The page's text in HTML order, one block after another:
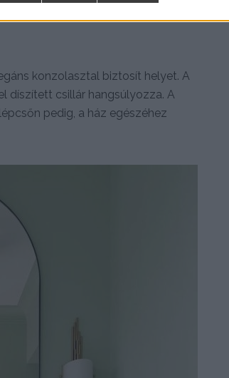
konzolasztal biztosít helyet. A
díszített csillár hangsúlyozza. A
pedig, a ház egészéhez